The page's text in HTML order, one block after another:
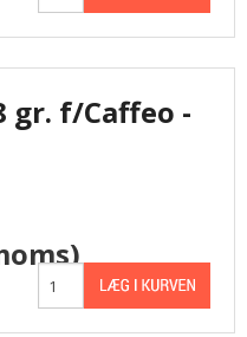
gr. f/Caffeo -